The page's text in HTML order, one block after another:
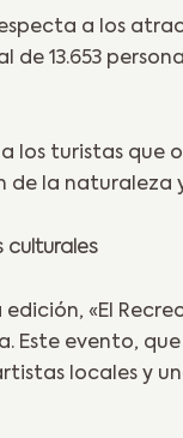
a los
de 13.653
los turistas que
de la naturaleza
culturales
edición, «El
Este evento,
locales y